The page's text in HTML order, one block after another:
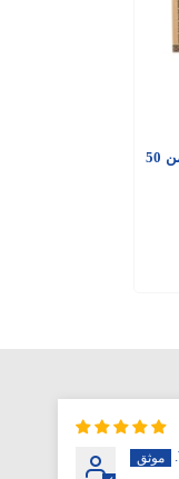
عبوات ألومنيوم بغطاء، عبوة من 50